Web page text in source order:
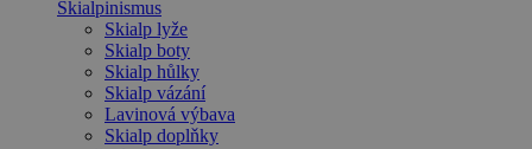
Skialpinismus
Skialp lyže
Skialp boty
Skialp hůlky
Skialp vázání
Lavinová výbava
Skialp doplňky